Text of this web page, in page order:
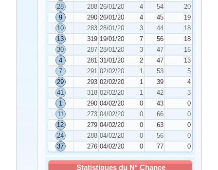
28
288 26/01/2026 4 54
20
9
290 26/01/2026 4 45
19
10
283 28/01/2026 3 44
18
13
319 19/01/2026 7 56
18
30
287 28/01/2026 3 47
16
4
281 31/01/2026 2 47
13
7
291 02/02/2026 1 53
5
29
293 02/02/2026 1 39
4
41
318 02/02/2026 1 42
3
1
290 04/02/2026 0 43
0
11
273 04/02/2026 0 66
0
12
279 04/02/2026 0 63
0
24
288 04/02/2026 0 56
0
37
276 04/02/2026 0 77 0
Statistiques du N° Chance